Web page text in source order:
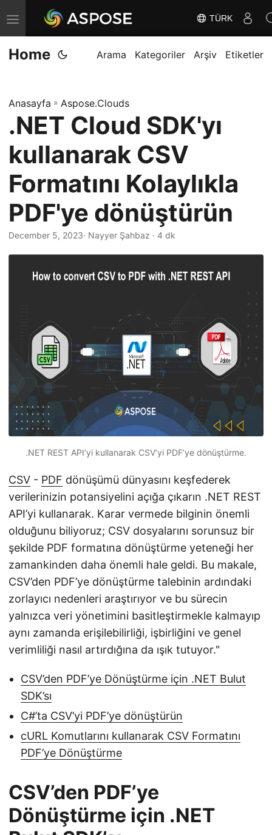
G
e
z
m
i
D
e
ğ
i
ş
t
TÜRK
Home Arama Kategoriler Arşiv Etiketler
Anasayfa » Aspose.Clouds
.NET Cloud SDK'yı
kullanarak CSV
Formatını Kolaylıkla
PDF'ye dönüştürün
December 5, 2023· Nayyer Şahbaz · 4 dk
.NET REST API’yi kullanarak CSV’yi PDF’ye dönüştürme.
CSV - PDF dönüşümü dünyasını keşfederek
verilerinizin potansiyelini açığa çıkarın .NET REST
API’yi kullanarak. Karar vermede bilginin önemli
olduğunu biliyoruz; CSV dosyalarını sorunsuz bir
şekilde PDF formatına dönüştürme yeteneği her
zamankinden daha önemli hale geldi. Bu makale,
CSV’den PDF’ye dönüştürme talebinin ardındaki
zorlayıcı nedenleri araştırıyor ve bu sürecin
yalnızca veri yönetimini basitleştirmekle kalmayıp
aynı zamanda erişilebilirliği, işbirliğini ve genel
verimliliği nasıl artırdığına da ışık tutuyor."
CSV’den PDF’ye Dönüştürme için .NET Bulut
SDK’sı
C#’ta CSV’yi PDF’ye dönüştürün
cURL Komutlarını kullanarak CSV Formatını
PDF’ye Dönüştürme
CSV’den PDF’ye
Dönüştürme için .NET